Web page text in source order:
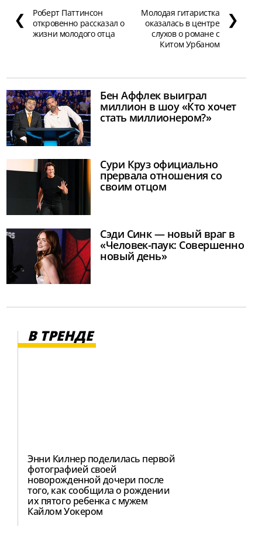
❮
Роберт Паттинсон
откровенно рассказал о
жизни молодого отца
Молодая гитаристка
оказалась в центре
слухов о романе с
Китом Урбаном
❯
Бен Аффлек выиграл
миллион в шоу «Кто хочет
стать миллионером?»
Сури Круз официально
прервала отношения со
своим отцом
Сэди Синк — новый враг в
«Человек-паук: Совершенно
новый день»
В ТРЕНДЕ
Энни Килнер поделилась первой
фотографией своей
новорожденной дочери после
того, как сообщила о рождении
их пятого ребенка с мужем
Кайлом Уокером